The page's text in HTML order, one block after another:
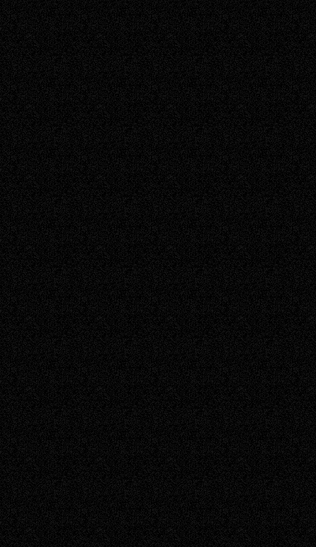
權。
有毒品法律問
題，歡迎預約
律師諮詢。
詞，
有機
「緩
「減
件，
重刑